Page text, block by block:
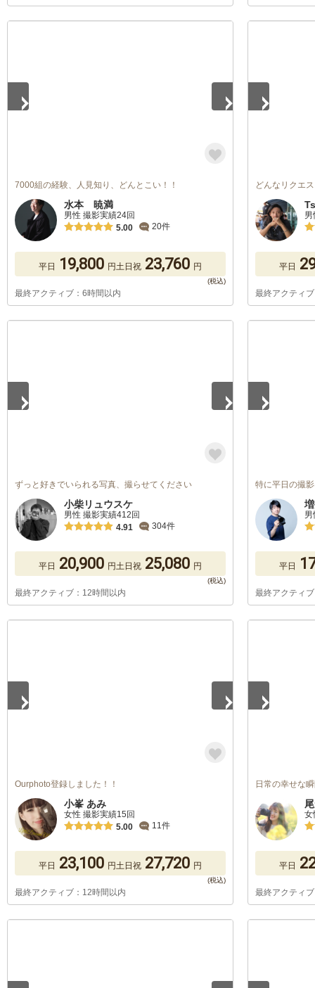
7000組の経験、人見知り、どんとこい！！
水本 暁満
男性 撮影実績24回
5.00
20件
平日 19,800 円土日祝 23,760 円
最終アクティブ：6時間以内
どんなリクエ
男
平日
最終アクティ
ずっと好きでいられる写真、撮らせてください
小柴リュウスケ
男性 撮影実績412回
4.91
304件
平日 20,900 円土日祝 25,080 円
最終アクティブ：12時間以内
特に平日の撮
平日
最終アクティ
Ourphoto登録しました！！
小峯 あみ
女性 撮影実績15回
5.00
11件
平日 23,100 円土日祝 27,720 円
最終アクティブ：12時間以内
日常の幸せな
女
平日
最終アクティ